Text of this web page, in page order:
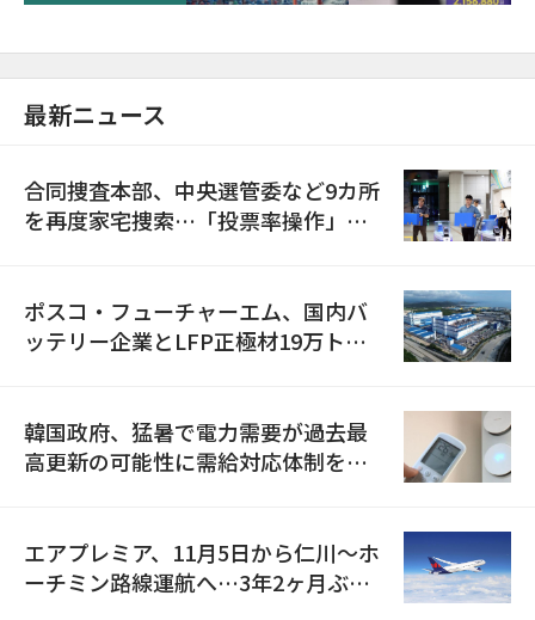
最新ニュース
合同捜査本部、中央選管委など9カ所
を再度家宅捜索…「投票率操作」の
ポスコ・フューチャーエム、国内バ
ッテリー企業とLFP正極材19万トン
韓国政府、猛暑で電力需要が過去最
高更新の可能性に需給対応体制を点
エアプレミア、11月5日から仁川〜ホ
ーチミン路線運航へ…3年2ヶ月ぶり